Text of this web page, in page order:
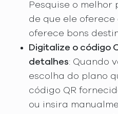
Pesquise o
de que ele
oferece bons
Digitalize o código
detalhes: Quando
escolha do plano
código QR
ou insira